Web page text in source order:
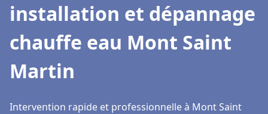
installation et dépannage
chauffe eau Mont Saint
Martin
Intervention rapide et professionnelle à Mont Saint